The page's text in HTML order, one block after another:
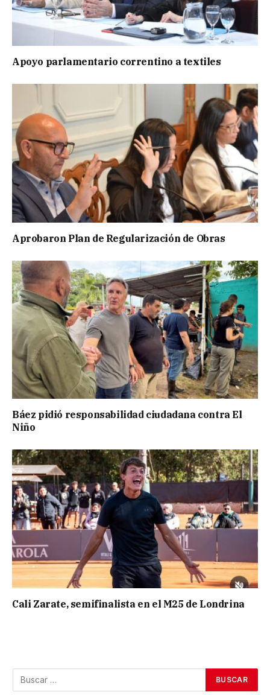
Apoyo parlamentario correntino a textiles
Aprobaron Plan de Regularización de Obras
Báez pidió responsabilidad ciudadana contra El
Niño
Cali Zarate, semifinalista en el M25 de Londrina